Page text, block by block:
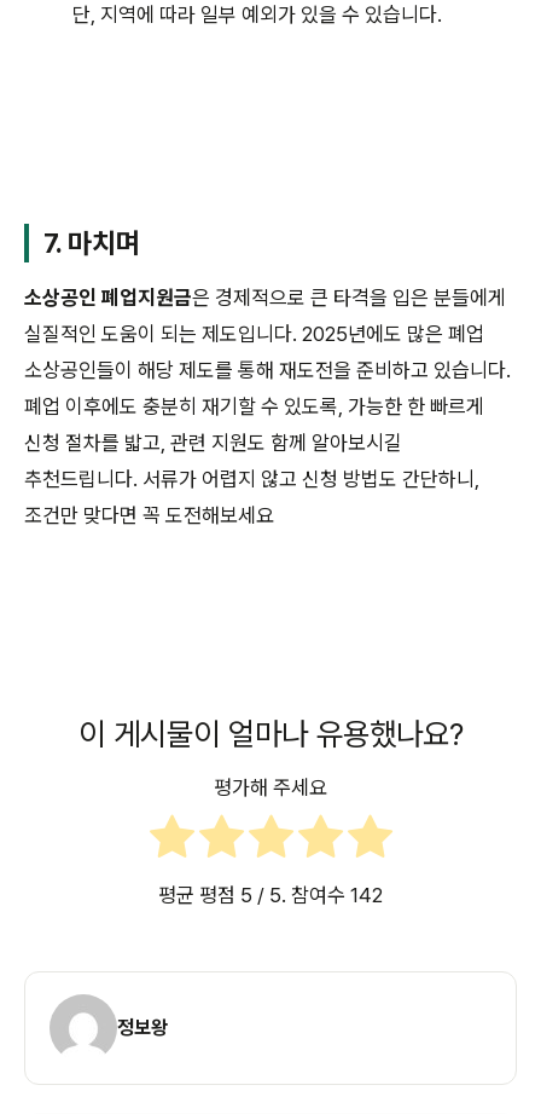
단, 지역에 따라 일부 예외가 있을 수 있습니다.
7. 마치며
소상공인 폐업지원금은 경제적으로 큰 타격을 입은 분들에게
실질적인 도움이 되는 제도입니다. 2025년에도 많은 폐업
소상공인들이 해당 제도를 통해 재도전을 준비하고 있습니다.
폐업 이후에도 충분히 재기할 수 있도록, 가능한 한 빠르게
신청 절차를 밟고, 관련 지원도 함께 알아보시길
추천드립니다. 서류가 어렵지 않고 신청 방법도 간단하니,
조건만 맞다면 꼭 도전해보세요
이 게시물이 얼마나 유용했나요?
평가해 주세요
평균 평점 5 / 5. 참여수 142
정보왕